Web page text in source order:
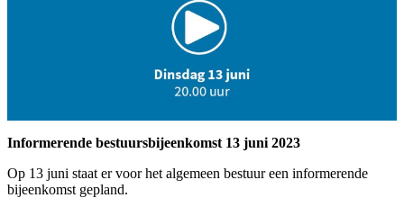
Informerende bestuursbijeenkomst 13 juni 2023
Op 13 juni staat er voor het algemeen bestuur een informerende
bijeenkomst gepland.